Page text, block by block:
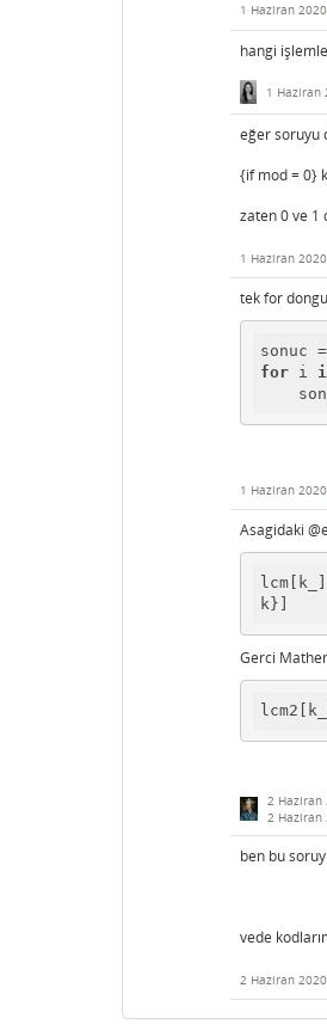
1 Haziran 2020
hangi
1 Haziran
eğer soruyu
{if mod = 0}
zaten 0 ve 1
1 Haziran 2020
tek for
sonuc =
for i
1 Haziran 2020
Asagidaki
lcm[k_]
k}]
Gerci
2 Haziran
2 Haziran
ben bu
vede
2 Haziran 2020